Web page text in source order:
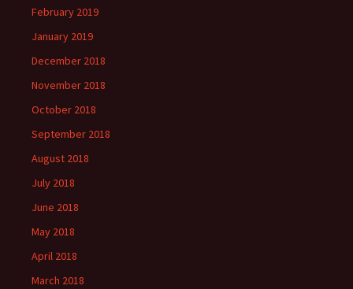
February 2019
January 2019
December 2018
November 2018
October 2018
September 2018
August 2018
July 2018
June 2018
May 2018
April 2018
March 2018